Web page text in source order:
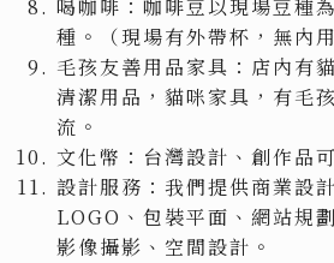
喝咖啡：咖啡豆以現場豆種
種。（現場有外帶杯，無內用
毛孩友善用品家具：店內有
清潔用品，貓咪家具，有毛
流。
文化幣：台灣設計、創作品
設計服務：我們提供商業設
LOGO、包裝平面、網站規
影像攝影、空間設計。